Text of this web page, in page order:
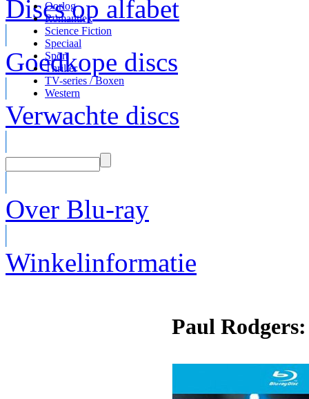
Discs op alfabet
Goedkope discs
Verwachte discs
Over Blu-ray
Winkelinformatie
Oorlog
Romantiek
Science Fiction
Speciaal
Sport
Thriller
TV-series / Boxen
Western
Paul